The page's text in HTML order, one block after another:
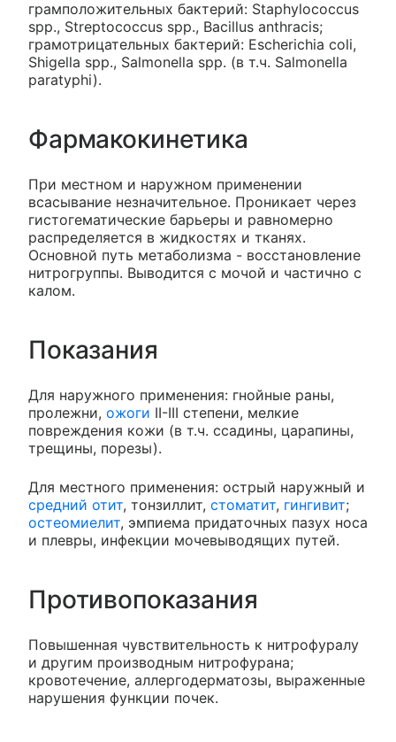
грамположительных бактерий: Staphylococcus
spp., Streptococcus spp., Bacillus anthracis;
грамотрицательных бактерий: Escherichia coli,
Shigella spp., Salmonella spp. (в т.ч. Salmonella
paratyphi).
Фармакокинетика
При местном и наружном применении
всасывание незначительное. Проникает через
гистогематические барьеры и равномерно
распределяется в жидкостях и тканях.
Основной путь метаболизма - восстановление
нитрогруппы. Выводится с мочой и частично с
калом.
Показания
Для наружного применения: гнойные раны,
пролежни, ожоги II-III степени, мелкие
повреждения кожи (в т.ч. ссадины, царапины,
трещины, порезы).
Для местного применения: острый наружный и
средний отит, тонзиллит, стоматит, гингивит;
остеомиелит, эмпиема придаточных пазух носа
и плевры, инфекции мочевыводящих путей.
Противопоказания
Повышенная чувствительность к нитрофуралу
и другим производным нитрофурана;
кровотечение, аллергодерматозы, выраженные
нарушения функции почек.